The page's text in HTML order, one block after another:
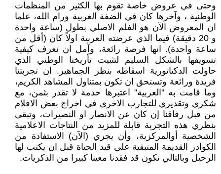
وحتى في عروض خاصة تقوم بها الكثير من المنظمات
الوطنية ، وآخرها كان في الضفة الغربية ورام الله، علما
ان المعروض الآن هو الفلم الاصلي بطول (ساعة واحدة
و 20 دقيقة) فيما الذي عرضته العربية اولاً كان (أقل من
ساعة واحدة). انها فرصة رائعة، وآمل ان نعرف كيفية
تسويقها بالشكل السليم لتثبيت تأريخنا الوطني الذي
حاولت الدكتاتورية اسقاطه بنظر الجماهير. ان تجربتنا
فريدة ورائعة وتستحق ان تكون بمتناول المشاهد الكريم،
وما قامت به "العربية" اعتبرها خدمة لا تقدر بثمن، مع
شكري وتقديري للتجارب الاخرى في اخراج بعض الافلام
من قبل رفاقنا إن كان عن الانصار او النصيرات، وتبقى
بنظري هذه التجربة قابلة للمزيد من النتاجات الاعلامية
الشخصية أوالمركزية، وأن يجري (الآن) الاستفادة من
الكوادر القديمة المتبقية على قيد الحياة قبل ان يكتب لها
الرحيل وبالتالي نكون قد فقدنا معينا كبيرا من الذكريات.